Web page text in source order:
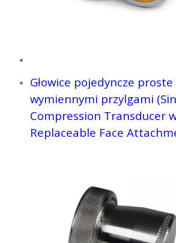
Głowice pojedyncze proste
wymiennymi przylgami
Compression Transducer
Replaceable Face